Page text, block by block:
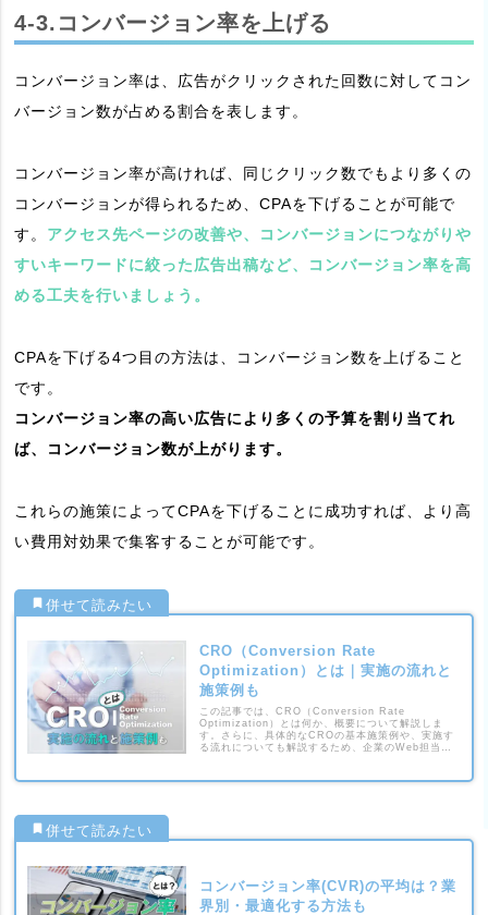
4-3.コンバージョン率を上げる
コンバージョン率は、広告がクリックされた回数に対してコン
バージョン数が占める割合を表します。
コンバージョン率が高ければ、同じクリック数でもより多くの
コンバージョンが得られるため、CPAを下げることが可能で
す。 アクセス先ページの改善や、コンバージョンにつながりや
すいキーワードに絞った広告出稿など、コンバージョン率を高
める工夫を行いましょう。
CPAを下げる4つ目の方法は、コンバージョン数を上げること
です。
コンバージョン率の高い広告により多くの予算を割り当てれ
ば、コンバージョン数が上がります。
これらの施策によってCPAを下げることに成功すれば、より高
い費用対効果で集客することが可能です。
CRO（Conversion Rate
Optimization）とは｜実施の流れと
施策例も
この記事では、CRO（Conversion Rate
Optimization）とは何か、概要について解説しま
す。さらに、具体的なCROの基本施策例や、実施す
る流れについても解説するため、企業のWeb担当者
コンバージョン率(CVR)の平均は？業
界別・最適化する方法も